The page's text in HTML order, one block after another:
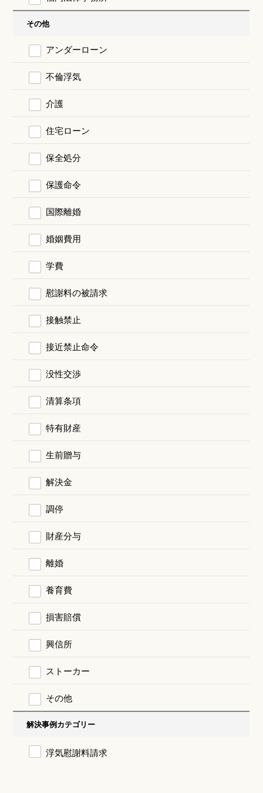
その他
アンダーローン
不倫浮気
介護
住宅ローン
保全処分
保護命令
国際離婚
婚姻費用
学費
慰謝料の被請求
接触禁止
接近禁止命令
没性交渉
清算条項
特有財産
生前贈与
解決金
調停
財産分与
離婚
養育費
損害賠償
興信所
ストーカー
その他
解決事例カテゴリー
浮気慰謝料請求